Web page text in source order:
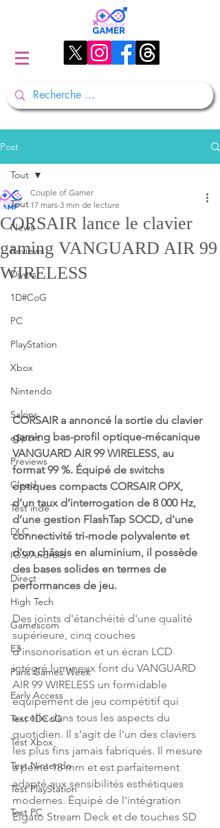
Post
Tout
News
Reviews
Divers
1D#CoG
PC
PlayStation
Xbox
Nintendo
Salons
eSport
Previews
Cloud
Test indé
DLC
IOS/Android
Direct
High Tech
Gamescom
E3
Paris Games Week
Early Access
Test 1DCoG
Test Xbox
Test Nintendo
Test PlayStation
Test PC
Tout
CORSAIR lance le clavier
gaming VANGUARD AIR 99
WIRELESS
Couple of Gamer
17 mars 3 min de lecture
CORSAIR a annoncé la sortie du clavier
gaming bas-profil optique-mécanique
VANGUARD AIR 99 WIRELESS, au
format 99 %. Équipé de switchs
optiques compacts CORSAIR OPX,
d’un taux d’interrogation de 8 000 Hz,
d’une gestion FlashTap SOCD, d'une
connectivité tri-mode polyvalente et
d'un châssis en aluminium, il possède
des bases solides en termes de
performances de jeu.
Des joints d'étanchéité d'une qualité
supérieure, cinq couches
d'insonorisation et un écran LCD
intégré lumineux font du VANGUARD
AIR 99 WIRELESS un formidable
équipement de jeu compétitif qui
excelle dans tous les aspects du
quotidien. Il s'agit de l'un des claviers
les plus fins jamais fabriqués. Il mesure
à peine 18 mm et est parfaitement
adapté aux sensibilités esthétiques
modernes. Équipé de l'intégration
Elgato Stream Deck et de touches SD